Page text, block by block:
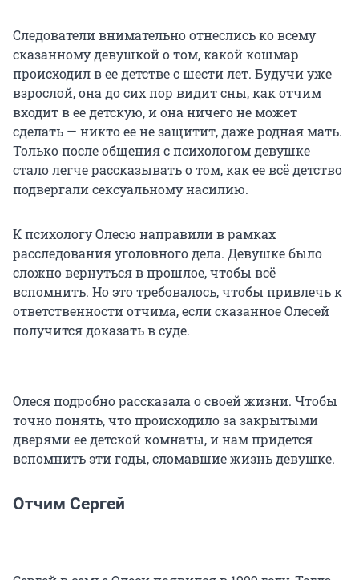
Следователи внимательно отнеслись ко всему
сказанному девушкой о том, какой кошмар
происходил в ее детстве с шести лет. Будучи уже
взрослой, она до сих пор видит сны, как отчим
входит в ее детскую, и она ничего не может
сделать — никто ее не защитит, даже родная мать.
Только после общения с психологом девушке
стало легче рассказывать о том, как ее всё детство
подвергали сексуальному насилию.
К психологу Олесю направили в рамках
расследования уголовного дела. Девушке было
сложно вернуться в прошлое, чтобы всё
вспомнить. Но это требовалось, чтобы привлечь к
ответственности отчима, если сказанное Олесей
получится доказать в суде.
Олеся подробно рассказала о своей жизни. Чтобы
точно понять, что происходило за закрытыми
дверями ее детской комнаты, и нам придется
вспомнить эти годы, сломавшие жизнь девушке.
Отчим Сергей